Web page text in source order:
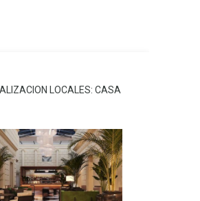
LOCALES: CASA